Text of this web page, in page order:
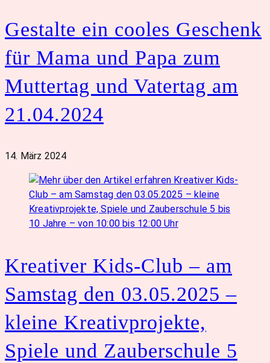
Gestalte ein cooles Geschenk
für Mama und Papa zum
Muttertag und Vatertag am
21.04.2024
14. März 2024
Kreativer Kids-Club – am
Samstag den 03.05.2025 –
kleine Kreativprojekte,
Spiele und Zauberschule 5